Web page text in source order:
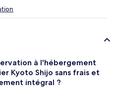
à l'hébergement
Kyoto Shijo sans frais et
intégral ?